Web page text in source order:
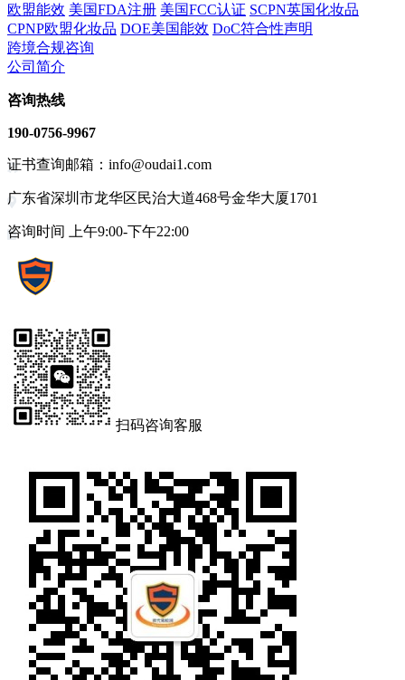
欧盟能效 美国FDA注册 美国FCC认证 SCPN英国化妆品
CPNP欧盟化妆品 DOE美国能效 DoC符合性声明
跨境合规咨询
公司简介
咨询热线
190-0756-9967
证书查询邮箱：info@oudai1.com
广东省深圳市龙华区民治大道468号金华大厦1701
咨询时间 上午9:00-下午22:00
扫码咨询客服